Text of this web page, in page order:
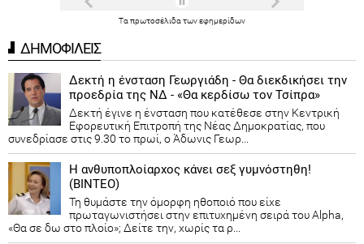
Τα πρωτοσέλιδα τωνεφημερίδων
ΔΗΜΟΦΙΛΕΙΣ
Δεκτή η ένσταση Γεωργιάδη - Θα διεκδικήσει την
προεδρία της ΝΔ - «Θα κερδίσω τον Τσίπρα»
Δεκτή έγινε η ένσταση που κατέθεσε στην Κεντρική
Εφορευτική Επιτροπή της Νέας Δημοκρατίας, που
συνεδρίασε στις 9.30 το πρωί, ο Άδωνις Γεωρ...
Η ανθυποπλοίαρχος κάνει σεξ γυμνόστηθη!
(ΒΙΝΤΕΟ)
Τη θυμάστε την όμορφη ηθοποιό που είχε
πρωταγωνιστήσει στην επιτυχημένη σειρά του Alpha,
«Θα σε δω στο πλοίο»; Δείτε την, χωρίς τα ρ...